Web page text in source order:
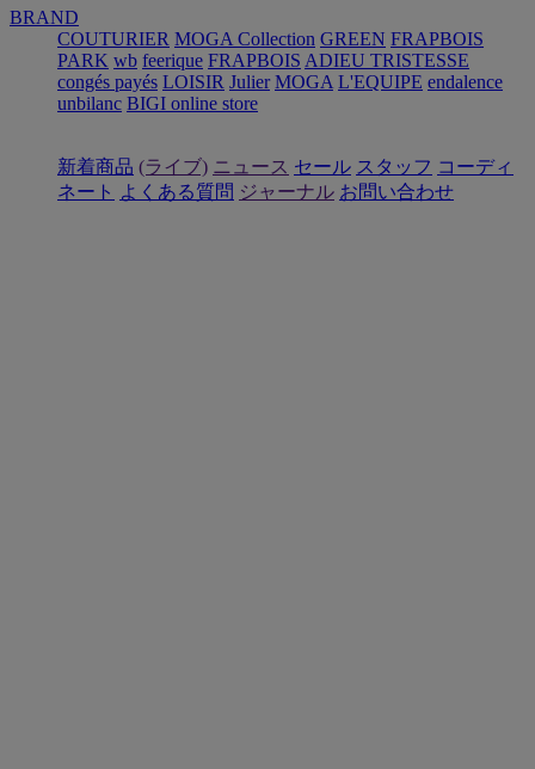
BRAND
COUTURIER MOGA Collection GREEN FRAPBOIS
PARK wb feerique FRAPBOIS ADIEU TRISTESSE
congés payés LOISIR Julier MOGA L'EQUIPE endalence
unbilanc BIGI online store
新着商品 (ライブ) ニュース セール スタッフ コーディ
ネート よくある質問 ジャーナル お問い合わせ